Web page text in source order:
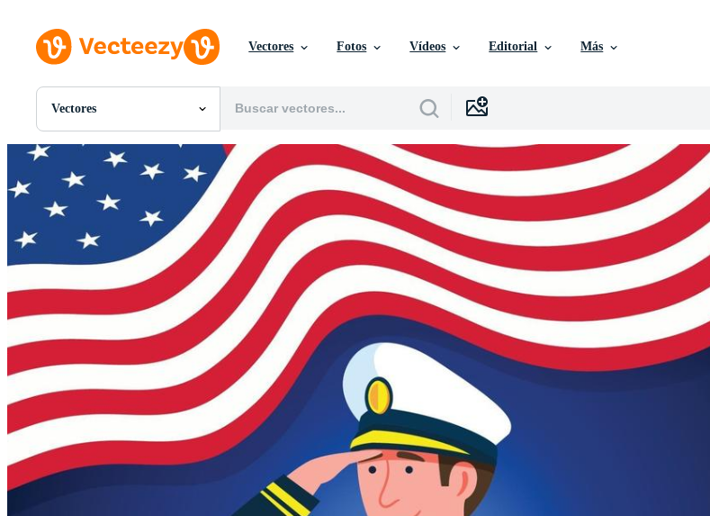
Vectores Fotos Vídeos Editorial Más
Vectores
Todas Imágenes
PNGs
PSDs
SVGs
Vectores
Videos
Gráficos en Movimiento
Imágenes Editoriales
Eventos Editoriales